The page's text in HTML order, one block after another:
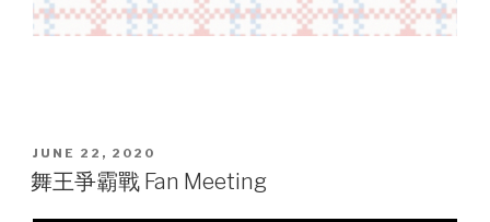
POSTED
ON
JUNE 22, 2020
舞王爭霸戰 Fan Meeting